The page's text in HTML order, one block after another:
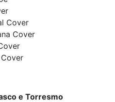
Cover
Cover
e Torresmo